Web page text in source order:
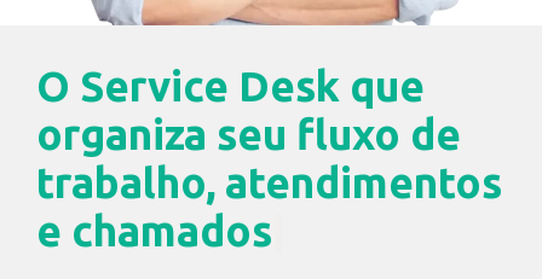
O Service Desk que
organiza seu fluxo de
trabalho, atendimentos
e chamados